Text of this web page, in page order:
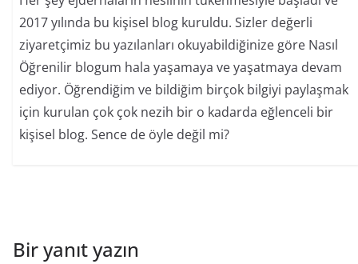
2017 yılında bu kişisel blog kuruldu. Sizler değerli
ziyaretçimiz bu yazılanları okuyabildiğinize göre Nasıl
Öğrenilir blogum hala yaşamaya ve yaşatmaya devam
ediyor. Öğrendiğim ve bildiğim birçok bilgiyi paylaşmak
için kurulan çok çok nezih bir o kadarda eğlenceli bir
kişisel blog. Sence de öyle değil mi?
Bir yanıt yazın